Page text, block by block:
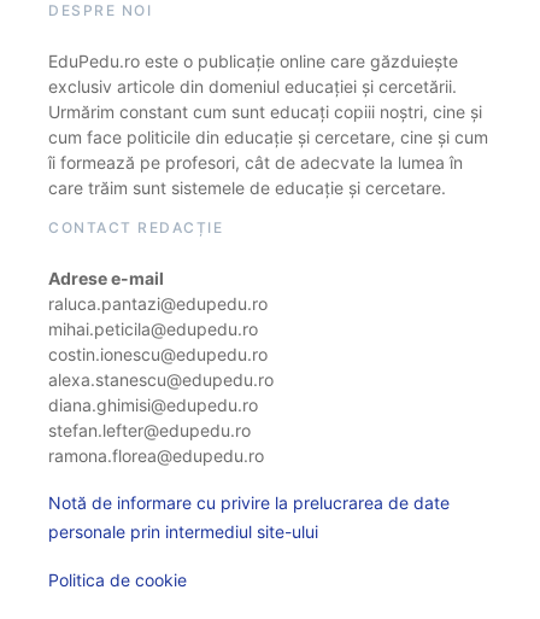
DESPRE NOI
EduPedu.ro este o publicație online care găzduiește
exclusiv articole din domeniul educației și cercetării.
Urmărim constant cum sunt educați copiii noștri, cine și
cum face politicile din educație și cercetare, cine și cum
îi formează pe profesori, cât de adecvate la lumea în
care trăim sunt sistemele de educație și cercetare.
CONTACT REDACȚIE
Adrese e-mail
raluca.pantazi@edupedu.ro
mihai.peticila@edupedu.ro
costin.ionescu@edupedu.ro
alexa.stanescu@edupedu.ro
diana.ghimisi@edupedu.ro
stefan.lefter@edupedu.ro
ramona.florea@edupedu.ro
Notă de informare cu privire la prelucrarea de date
personale prin intermediul site-ului
Politica de cookie